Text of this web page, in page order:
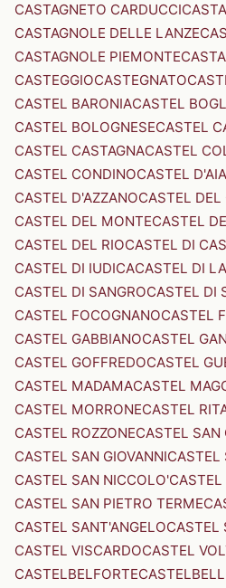
CASTAGNETO CARDUCCI
CASTAGNOLE DELLE LANZE
CASTAGNOLE PIEMONTE
CASTEGGIOCASTEGNATO
CASTEL BARONIACASTEL
CASTEL BOLOGNESECASTEL
CASTEL CASTAGNACASTEL
CASTEL CONDINOCASTEL
CASTEL D'AZZANOCASTEL DEL
CASTEL DEL MONTECASTEL
CASTEL DEL RIOCASTEL DI
CASTEL DI IUDICACASTEL DI
CASTEL DI SANGROCASTEL DI
CASTEL FOCOGNANOCASTEL
CASTEL GABBIANOCASTEL
CASTEL GOFFREDOCASTEL
CASTEL MADAMACASTEL
CASTEL MORRONECASTEL
CASTEL ROZZONECASTEL SAN
CASTEL SAN GIOVANNICASTEL
CASTEL SAN NICCOLO'
CASTEL SAN PIETRO TERME
CASTEL SANT'ANGELOCASTEL
CASTEL VISCARDOCASTEL
CASTELBELFORTE